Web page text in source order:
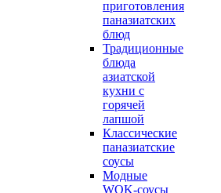
приготовления
паназиатских
блюд
Традиционные
блюда
азиатской
кухни с
горячей
лапшой
Классические
паназиатские
соусы
Модные
WOK-соусы